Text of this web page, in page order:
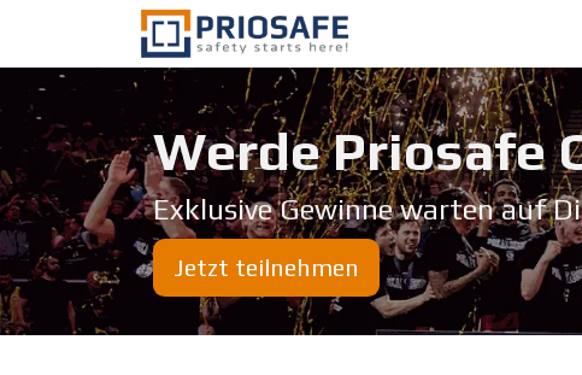
Zum Inhalt springen
Jetzt teilnehmen
Werde Priosafe
Exklusive Gewinne warten auf